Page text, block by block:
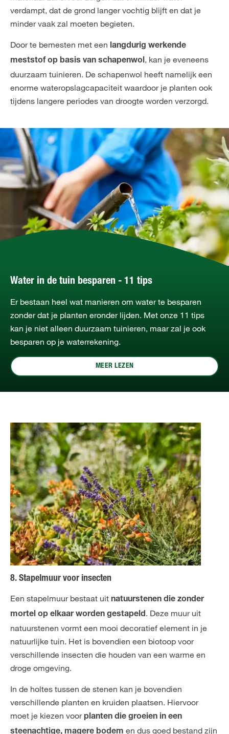
verdampt, dat de grond langer vochtig blijft en dat je
minder vaak zal moeten begieten.
Door te bemesten met een langdurig werkende
meststof op basis van schapenwol, kan je eveneens
duurzaam tuinieren. De schapenwol heeft namelijk een
enorme wateropslagcapaciteit waardoor je planten ook
tijdens langere periodes van droogte worden verzorgd.
Water in de tuin besparen - 11 tips
Er bestaan heel wat manieren om water te besparen
zonder dat je planten eronder lijden. Met onze 11 tips
kan je niet alleen duurzaam tuinieren, maar zal je ook
besparen op je waterrekening.
MEER LEZEN
8. Stapelmuur voor insecten
Een stapelmuur bestaat uit natuurstenen die zonder
mortel op elkaar worden gestapeld. Deze muur uit
natuurstenen vormt een mooi decoratief element in je
natuurlijke tuin. Het is bovendien een biotoop voor
verschillende insecten die houden van een warme en
droge omgeving.
In de holtes tussen de stenen kan je bovendien
verschillende planten en kruiden plaatsen. Hiervoor
moet je kiezen voor planten die groeien in een
steenachtige, magere bodem en dus goed bestand zijn